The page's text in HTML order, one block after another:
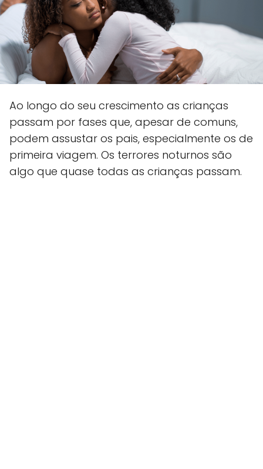
Ao longo do seu crescimento as crianças
passam por fases que, apesar de comuns,
podem assustar os pais, especialmente os de
primeira viagem. Os terrores noturnos são
algo que quase todas as crianças passam.